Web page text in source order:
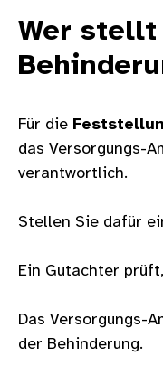
Wer stellt
Für die
das Versorgungs-
verantwortlich.
Stellen Sie dafür
Ein Gutachter
Das Versorgungs-
der Behinderung.